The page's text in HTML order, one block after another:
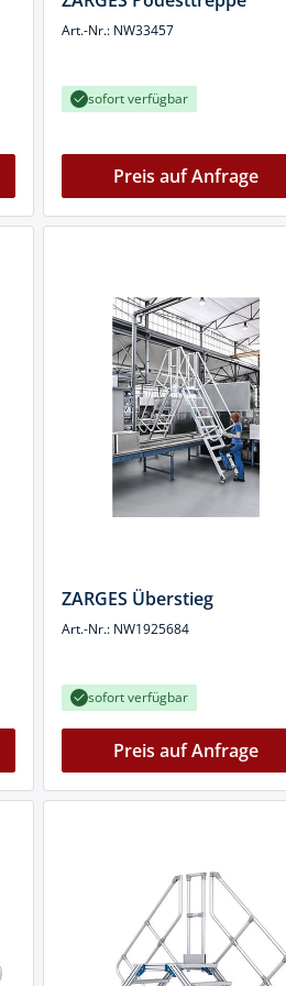
Art.-Nr.: NW33457
sofort verfügbar
Preis auf Anfrage
ZARGES Überstieg
Art.-Nr.: NW1925684
sofort verfügbar
Preis auf Anfrage